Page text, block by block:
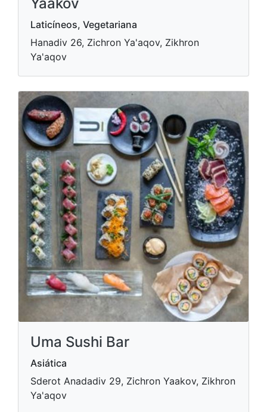
Laticíneos, Vegetariana
Hanadiv 26, Zichron Ya'aqov, Zikhron
Ya'aqov
Uma Sushi Bar
Asiática
Sderot Anadadiv 29, Zichron Yaakov, Zikhron
Ya'aqov